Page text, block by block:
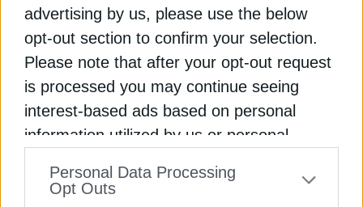
advertising by us, please use the below
opt-out section to confirm your selection.
Please note that after your opt-out request
is processed you may continue seeing
interest-based ads based on personal
information utilized by us or personal
to your opt-out. You may separately opt-out
Personal Data Processing
Opt Outs
ΔΕΊΤΕ ΕΠΊΣΗΣ